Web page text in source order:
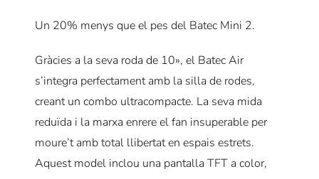
Un 20% menys que el pes del Batec Mini 2.
Gràcies a la seva roda de 10», el Batec Air
s’integra perfectament amb la silla de rodes,
creant un combo ultracompacte. La seva mida
reduïda i la marxa enrere el fan insuperable per
moure’t amb total llibertat en espais estrets.
Aquest model inclou una pantalla TFT a color,